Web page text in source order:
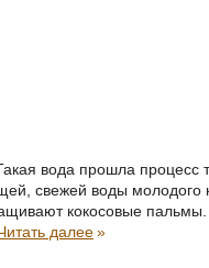
вода прошла процесс
свежей воды молодого
кокосовые
далее»